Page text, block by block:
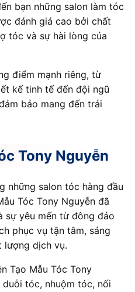
bạn những salon làm tóc
đánh giá cao bởi chất
tóc và sự hài lòng của
điểm mạnh riêng, từ
kế tinh tế đến đội ngũ
bảo mang đến trải
Tony Nguyễn
những salon tóc hàng đầu
Tóc Tony Nguyễn đã
sự yêu mến từ đông đảo
phục vụ tận tâm, sáng
lượng dịch vụ.
Tạo Mẫu Tóc Tony
tóc, nhuộm tóc, nối